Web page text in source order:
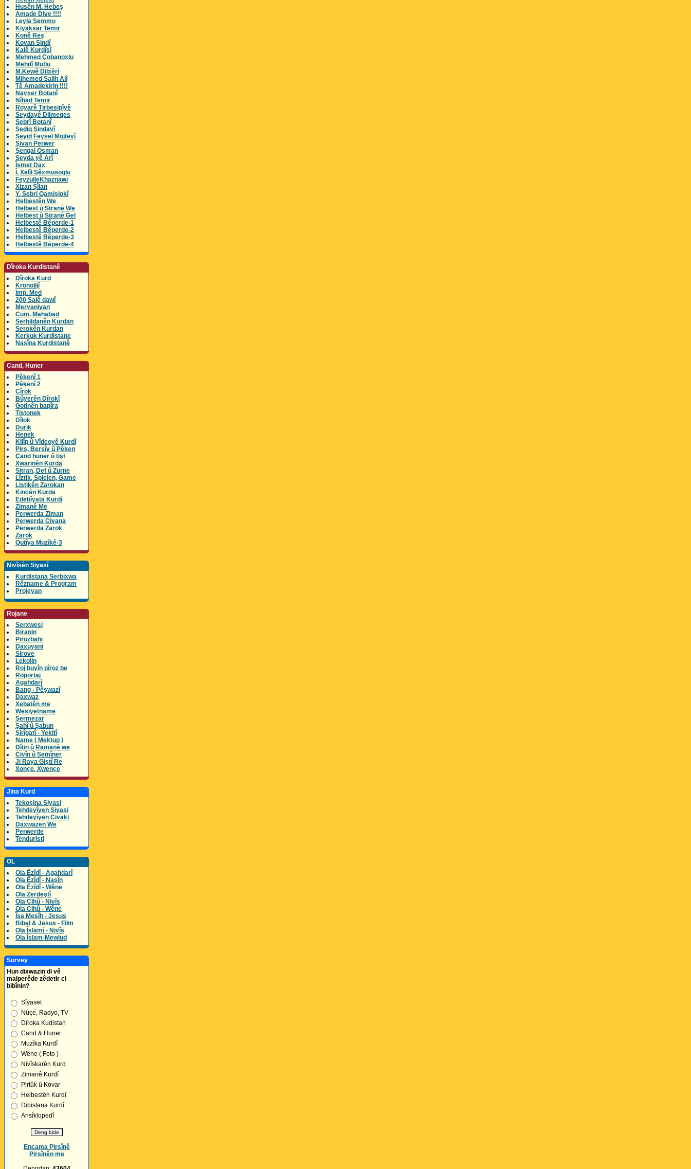
Husên M. Hebeş
Amade Dive !!!!
Leyla Şemmo
Kiyaksar Temir
Konê Reş
Kovan Sindî
Kalê Kurdîsî
Mehmed Çobanoxlu
Mehdî Mutlu
M.Kewê Dilxêrî
Mihemed Salih Alî
Tê Amadekirin !!!!
Navser Botanî
Nîhad Temir
Royarê Tirbesipîyê
Seydayê Dilmeqes
Sebrî Botanî
Sediq Sindavî
Seyid Feysel Mojtevî
Şivan Perwer
Şengal Osman
Seyda yê Arî
Îsmet Dax
Î. Xelîl Şêxmusoglu
FeyzulleKhaznawi
Xizan Şîlan
Y. Sebri Qamişlokî
Helbestên We
Helbest û Stranê We
Helbest û Stranê Gel
Helbestê Bêperde-1
Helbestê Bêperde-2
Helbestê Bêperde-3
Helbestê Bêperde-4
Dîroka Kurdistanê
Dîroka Kurd
Kronolijî
Imp. Med
200 Salê dawî
Mervaniyan
Cum. Mahabad
Serhildanên Kurdan
Serokên Kurdan
Kerkuk Kurdistane
Nasîna Kurdistanê
Cand, Huner
Pêkenî 1
Pêkenî 2
Cîrok
Bûyerên Dîrokî
Gotinên bapîra
Tistonek
Dîlok
Durik
Henek
Kilîp û Vîdeoyê Kurdî
Pirs, Bersîv û Pêken
Çand huner û tişt
Xwarinên Kurda
Sitran, Def û Zurne
Lîztik, Spielen, Game
Listikên Zarokan
Kincên Kurda
Edebîyata Kurdî
Zimanê Me
Perwerda Ziman
Perwerda Civana
Perwerda Zarok
Zarok
Qutîya Muzîkê-3
Nivîsên Siyasî
Kurdistana Serbixwa
Rêzname & Program
Projeyan
Rojane
Serxwesi
Biranin
Pirozbahi
Daxuyani
Sirove
Lekolin
Roj buyîn pîroz be
Roportaj
Agahdarî
Bang - Pêşwazî
Daxwaz
Xebatên me
Wesiyetname
Şermezar
Şahî û Şabun
Şirîgatî - Yekitî
Name ( Mektup )
Dîtin û Ramanê we
Civîn û Semîner
Ji Raya Giştî Re
Xonçe, Xwençe
Jina Kurd
Tekoşina Siyasi
Tehdeyîyen Siyasi
Tehdeyîyen Civaki
Daxwazen We
Perwerde
Tenduristi
OL
Ola Êzîdî - Agahdarî
Ola Êzîdî - Nasîn
Ola Êzîdî - Wêne
Ola Zerdeştî
Ola Cihû - Nivîs
Ola Cihû - Wêne
Îsa Mesîh - Jesus
Bibel & Jesus - Film
Ola Îslamî - Nivîs
Ola Îslam-Mewlud
Survey
Hun dixwazin di vê
malperêde zêdetir ci
bibînin?
Sîyaset
Nûçe, Radyo, TV
Dîroka Kudistan
Cand & Huner
Muzîka Kurdî
Wêne ( Foto )
Nivîskarên Kurd
Zimanê Kurdî
Pirtûk û Kovar
Helbestên Kurdî
Dibistana Kurdî
Ansîklopedî
Encama Pirsînê
Pirsînên me